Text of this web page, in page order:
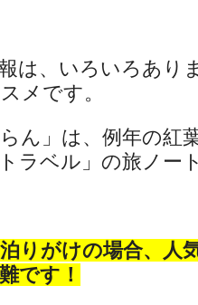
は、いろいろあり
メです。
らん」は、例年の紅
トラベル」の旅ノー
りがけの場合、人
です！